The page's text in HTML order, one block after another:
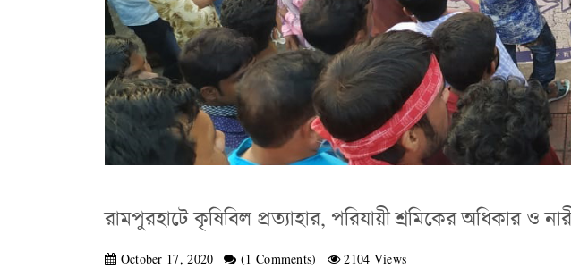
রামপুরহাটে কৃষিবিল প্রত্যাহার, পরিযায়ী শ্রমিকের অধিকার ও
October 17, 2020 (1 Comments) 2104 Views